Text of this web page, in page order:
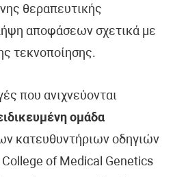
θεραπευτικής
αποφάσεων σχετικά με
τεκνοποίησης.
που ανιχνεύονται
ομάδα
κατευθυντήριων οδηγιών
of Medical Genetics